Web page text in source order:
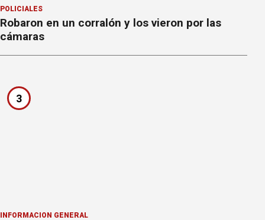
POLICIALES
Robaron en un corralón y los vieron por las
cámaras
3
INFORMACION GENERAL